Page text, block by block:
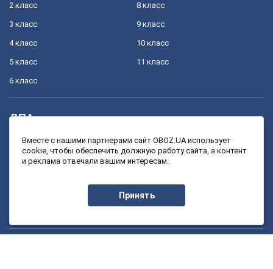
2 класс
3 класс
4 класс
5 класс
6 класс
8 класс
9 класс
10 класс
11 класс
ДПА
4 класс
9 класс
11 класс
Вместе с нашими партнерами сайт OBOZ.UA использует
cookie, чтобы обеспечить должную работу сайта, а контент
и реклама отвечали вашим интересам.
Принять